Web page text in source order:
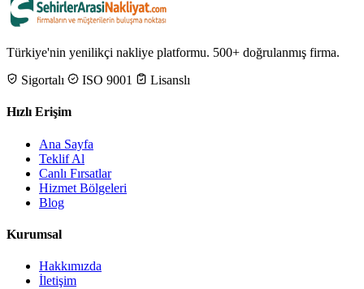
Türkiye'nin yenilikçi nakliye platformu. 500+ doğrulanmış firma.
Sigortalı
ISO 9001 Lisanslı
Hızlı Erişim
Ana Sayfa
Teklif Al
Canlı Fırsatlar
Hizmet Bölgeleri
Blog
Kurumsal
Hakkımızda
İletişim